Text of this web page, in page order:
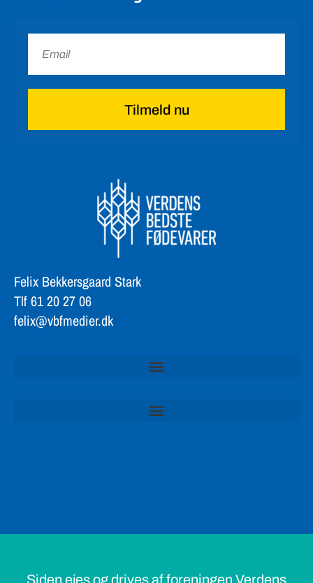
Tilmeld nu
Felix Bekkersgaard Stark
Tlf 61 20 27 06
felix@vbfmedier.dk
Siden ejes og drives af foreningen Verdens